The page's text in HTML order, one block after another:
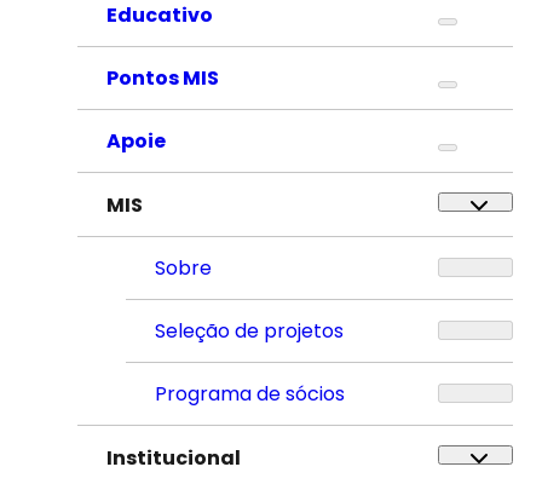
Educativo
Pontos MIS
Apoie
MIS
Sobre
Seleção de projetos
Programa de sócios
Institucional